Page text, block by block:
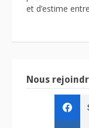
et d’estime
Nous